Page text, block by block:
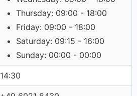
Thursday: 09:00 - 18:00
Friday: 09:00 - 18:00
Saturday: 09:15 - 16:00
Sunday: 00:00 - 00:00
14:30